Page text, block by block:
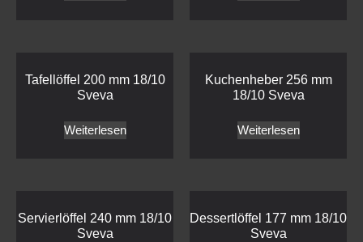
Tafellöffel 200 mm 18/10
Sveva
Weiterlesen
Kuchenheber 256 mm
18/10 Sveva
Weiterlesen
Servierlöffel 240 mm 18/10
Sveva
Dessertlöffel 177 mm 18/10
Sveva